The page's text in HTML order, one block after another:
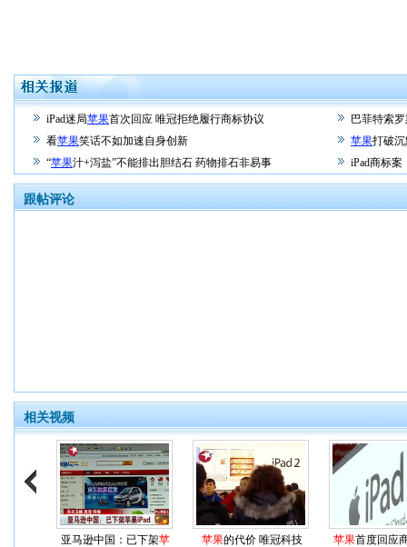
iPad迷局苹果首次回应 唯冠拒绝履行商标协议
巴菲特索
看苹果笑话不如加速自身创新 苹果打破
“苹果汁+泻盐”不能排出胆结石 药物排石非易事 iPad商标案
跟帖评论
相关视频
亚马逊中国：已下架苹
苹果的代价 唯冠科技
苹果首度回应